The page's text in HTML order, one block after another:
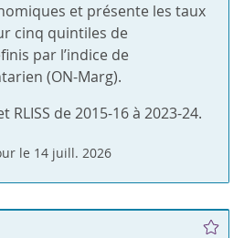
et présente les taux
cinq quintiles de
par l’indice de
(ON-Marg).
RLISS de 2015-16 à 2023-24.
le 14 juill. 2026